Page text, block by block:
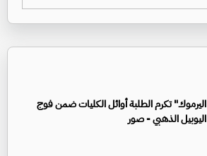
اليرموك" تكرم الطلبة أوائل الكليات ضمن فوج
اليوبيل الذهبي - صور